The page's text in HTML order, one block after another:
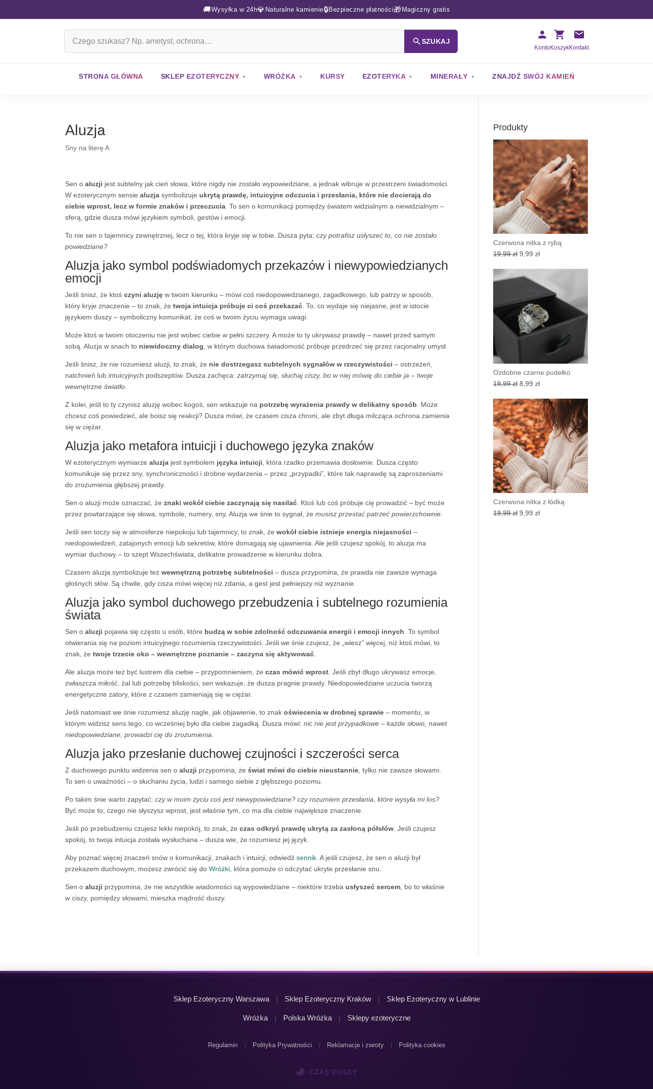
🚚Wysyłka w 24h💎 Naturalne kamienie🔒 Bezpieczne płatności🎁 Magiczny gratis
SZUKAJ
KontoKoszykKontakt
STRONA GŁÓWNA SKLEP EZOTERYCZNY WRÓŻKA KURSY EZOTERYKA MINERAŁY ZNAJDŹ SWÓJ KAMIEŃ
Aluzja
Sny na literę A
Sen oaluzji jest subtelny jak cień słowa, które nigdy nie zostało wypowiedziane, a jednak wibruje w przestrzeni świadomości.
W ezoterycznym sensiealuzja symbolizuje ukrytą prawdę, intuicyjne odczucia i przesłania, które nie docierają do
ciebie wprost, lecz w formie znaków i przeczucia . To sen o komunikacji pomiędzy światem widzialnym a niewidzialnym –
sferą, gdzie dusza mówi językiem symboli, gestów i emocji.
To nie sen o tajemnicy zewnętrznej, lecz o tej, która kryje się w tobie. Dusza pyta:czy potrafisz usłyszeć to, co nie zostało
powiedziane?
Aluzja jako symbol podświadomych przekazów i niewypowiedzianych
emocji
Jeśli śnisz, że ktośczyni aluzję w twoim kierunku – mówi coś niedopowiedzianego, zagadkowego, lub patrzy w sposób,
który kryje znaczenie – to znak, żetwoja intuicja próbuje ci coś przekazać . To, co wydaje się niejasne, jest w istocie
językiem duszy – symboliczny komunikat, że coś w twoim życiu wymaga uwagi.
Może ktoś w twoim otoczeniu nie jest wobec ciebie w pełni szczery. A może to ty ukrywasz prawdę – nawet przed samym
sobą. Aluzja w snach to niewidoczny dialog , w którym duchowa świadomość próbuje przedrzeć się przez racjonalny umysł.
Jeśli śnisz, że nie rozumiesz aluzji, to znak, że nie dostrzegasz subtelnych sygnałów w rzeczywistości – ostrzeżeń,
natchnień lub intuicyjnych podszeptów. Dusza zachęca:zatrzymaj się, słuchaj ciszy, bo w niej mówię do ciebie ja – twoje
wewnętrzne światło.
Z kolei, jeśli to ty czynisz aluzję wobec kogoś, sen wskazuje na potrzebę wyrażenia prawdy w delikatny sposób . Może
chcesz coś powiedzieć, ale boisz się reakcji? Dusza mówi, że czasem cisza chroni, ale zbyt długa milcząca ochrona zamienia
się w ciężar.
Aluzja jako metafora intuicji i duchowego języka znaków
W ezoterycznym wymiarzealuzja jest symbolem języka intuicji , która rzadko przemawia dosłownie. Dusza często
komunikuje się przez sny, synchroniczności i drobne wydarzenia – przez „przypadki”, które tak naprawdę są zaproszeniami
do zrozumienia głębszej prawdy.
Sen o aluzji może oznaczać, żeznaki wokół ciebie zaczynają się nasilać . Ktoś lub coś próbuje cię prowadzić – być może
przez powtarzające się słowa, symbole, numery, sny. Aluzja we śnie to sygnał, żemusisz przestać patrzeć powierzchownie
Jeśli sen toczy się w atmosferze niepokoju lub tajemnicy, to znak, żewokół ciebie istnieje energia niejasności –
niedopowiedzeń, zatajonych emocji lub sekretów, które domagają się ujawnienia. Ale jeśli czujesz spokój, to aluzja ma
wymiar duchowy – to szept Wszechświata, delikatne prowadzenie w kierunku dobra.
Czasem aluzja symbolizuje teżwewnętrzną potrzebę subtelności – dusza przypomina, że prawda nie zawsze wymaga
głośnych słów. Są chwile, gdy cisza mówi więcej niż zdania, a gest jest pełniejszy niż wyznanie.
Aluzja jako symbol duchowego przebudzenia i subtelnego rozumienia
świata
Sen oaluzji pojawia się często u osób, które budzą w sobie zdolność odczuwania energii i emocji innych . To symbol
otwierania się na poziom intuicyjnego rozumienia rzeczywistości. Jeśli we śnie czujesz, że „wiesz” więcej, niż ktoś mówi, to
znak, żetwoje trzecie oko – wewnętrzne poznanie – zaczyna się aktywować
Ale aluzja może też być lustrem dla ciebie – przypomnieniem, żeczas mówić wprost . Jeśli zbyt długo ukrywasz emocje,
zwłaszcza miłość, żal lub potrzebę bliskości, sen wskazuje, że dusza pragnie prawdy. Niedopowiedziane uczucia tworzą
energetyczne zatory, które z czasem zamieniają się w ciężar.
Jeśli natomiast we śnie rozumiesz aluzję nagle, jak objawienie, to znakoświecenia w drobnej sprawie – momentu, w
którym widzisz sens tego, co wcześniej było dla ciebie zagadką. Dusza mówi:nic nie jest przypadkowe – każde słowo, nawet
niedopowiedziane, prowadzi cię do zrozumienia.
Aluzja jako przesłanie duchowej czujności i szczerości serca
Z duchowego punktu widzenia sen oaluzji przypomina, żeświat mówi do ciebie nieustannie , tylko nie zawsze słowami.
To sen o uważności – o słuchaniu życia, ludzi i samego siebie z głębszego poziomu.
Po takim śnie warto zapytać:czy w moim życiu coś jest niewypowiedziane? czy rozumiem przesłania, które wysyła mi los?
Być może to, czego nie słyszysz wprost, jest właśnie tym, co ma dla ciebie największe znaczenie.
Jeśli po przebudzeniu czujesz lekki niepokój, to znak, żeczas odkryć prawdę ukrytą za zasłoną półsłów . Jeśli czujesz
spokój, to twoja intuicja została wysłuchana – dusza wie, że rozumiesz jej język.
Aby poznać więcej znaczeń snów o komunikacji, znakach i intuicji, odwiedźsennik . A jeśli czujesz, że sen o aluzji był
przekazem duchowym, możesz zwrócić się doWróżki , która pomoże ci odczytać ukryte przesłanie snu.
Sen oaluzji przypomina, że nie wszystkie wiadomości są wypowiedziane – niektóre trzeba usłyszeć sercem , bo to właśnie
w ciszy, pomiędzy słowami, mieszka mądrość duszy.
Produkty
Czerwona nitka z rybą
19,99zł Pierwotna
wynosiła:
19,99 zł.
9,99złAktualna
9,99 zł.
Ozdobne czarne pudełko
19,99zł Pierwotna
wynosiła:
19,99 zł.
8,99złAktualna
wynosi:
8,99 zł.
Czerwona nitka z łódką
19,99zł Pierwotna
9,99złAktualna
Sklep Ezoteryczny Warszawa | Sklep Ezoteryczny Kraków | Sklep Ezoteryczny w Lublinie
Wróżka | Polska Wróżka | Sklepy ezoteryczne
Regulamin Polityka Prywatności Reklamacje i zwroty Polityka cookies
🌙 CZAS DUSZY